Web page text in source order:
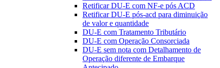
Retificar DU-E com NF-e pós ACD
Retificar DU-E pós-acd para diminuição
de valor e quantidade
DU-E com Tratamento Tributário
DU-E com Operação Consorciada
DU-E sem nota com Detalhamento de
Operação diferente de Embarque